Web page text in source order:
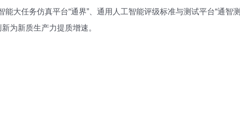
大任务仿真平台“通界”、通用人工智能评级标准与测试平台“通智测
为新质生产力提质增速。